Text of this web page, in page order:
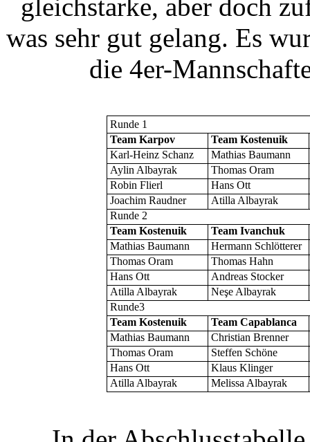
gleichstarke, aber doch
was sehr gut gelang. Es
die 4er-
Runde 1
Team Karpov
Team Kostenuik
Karl-Heinz Schanz
Mathias Baumann
Aylin Albayrak
Thomas Oram
Robin Flierl
Hans Ott
Joachim Raudner
Atilla Albayrak
Runde 2
Team Kostenuik
Team Ivanchuk
Mathias Baumann
Hermann Schlötterer
Thomas Oram
Thomas Hahn
Hans Ott
Andreas Stocker
Atilla Albayrak
Neşe Albayrak
Runde3
Team Kostenuik
Team Capablanca
Mathias Baumann
Christian Brenner
Thomas Oram
Steffen Schöne
Hans Ott
Klaus Klinger
Atilla Albayrak
Melissa Albayrak